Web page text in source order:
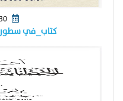
كتاب_في سطور_٢٧٢ الدعاء الذي لايرد